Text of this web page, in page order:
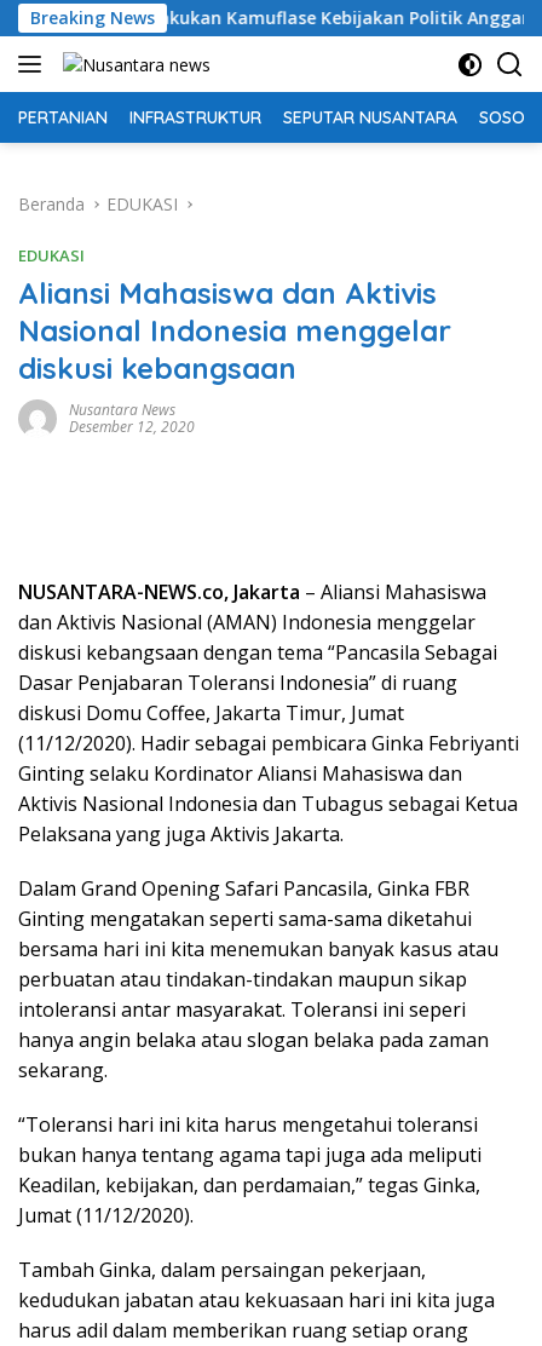
Langsung
ke
konten
Breaking News
Lakukan Kamuflase Kebijakan Politik Anggaran
PERTANIAN INFRASTRUKTUR SEPUTAR NUSANTARA SOSOK
Beranda EDUKASI
EDUKASI
Aliansi Mahasiswa dan Aktivis
Nasional Indonesia menggelar
diskusi kebangsaan
Nusantara News
Desember 12, 2020
NUSANTARA-NEWS.co, Jakarta – Aliansi Mahasiswa
dan Aktivis Nasional (AMAN) Indonesia menggelar
diskusi kebangsaan dengan tema “Pancasila Sebagai
Dasar Penjabaran Toleransi Indonesia” di ruang
diskusi Domu Coffee, Jakarta Timur, Jumat
(11/12/2020). Hadir sebagai pembicara Ginka Febriyanti
Ginting selaku Kordinator Aliansi Mahasiswa dan
Aktivis Nasional Indonesia dan Tubagus sebagai Ketua
Pelaksana yang juga Aktivis Jakarta.
Dalam Grand Opening Safari Pancasila, Ginka FBR
Ginting mengatakan seperti sama-sama diketahui
bersama hari ini kita menemukan banyak kasus atau
perbuatan atau tindakan-tindakan maupun sikap
intoleransi antar masyarakat. Toleransi ini seperi
hanya angin belaka atau slogan belaka pada zaman
sekarang.
“Toleransi hari ini kita harus mengetahui toleransi
bukan hanya tentang agama tapi juga ada meliputi
Keadilan, kebijakan, dan perdamaian,” tegas Ginka,
Jumat (11/12/2020).
Tambah Ginka, dalam persaingan pekerjaan,
kedudukan jabatan atau kekuasaan hari ini kita juga
harus adil dalam memberikan ruang setiap orang